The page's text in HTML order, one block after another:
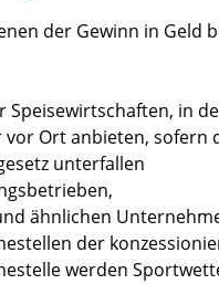
der Gewinn in Geld
Speisewirtschaften, in
vor Ort anbieten, sofern
unterfallen
ähnlichen
der
werden